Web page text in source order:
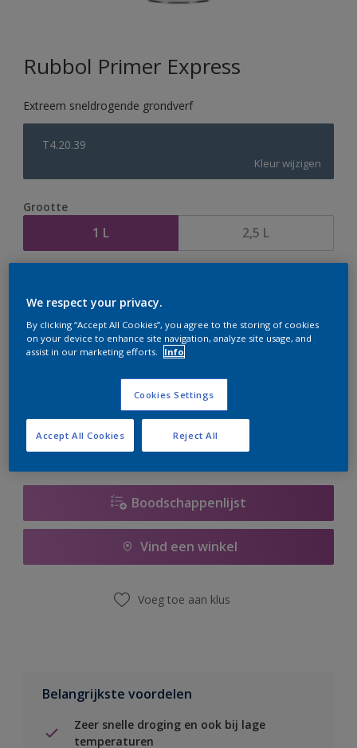
Rubbol Primer Express
Extreem sneldrogende grondverf
T4.20.39
Kleur wijzigen
Grootte
1 L 2,5 L
te bestellen. Houd de website in de gaten, we werken
er hard aan om de voorraad aan te vullen.
Boodschappenlijst
Vind een winkel
Voeg toe aan klus
Belangrijkste voordelen
Zeer snelle droging en ook bij lage
temperaturen
We respect your privacy.
By clicking “Accept All Cookies”, you agree to the storing of cookies
on your device to enhance site navigation, analyze site usage, and
assist in our marketing efforts.
Info
Cookies Settings
Reject All
Accept All Cookies